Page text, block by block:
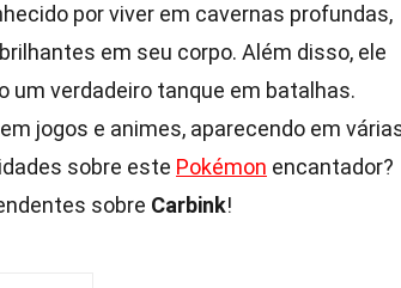
por viver em cavernas profundas,
em seu corpo. Além disso, ele
um verdadeiro tanque em batalhas.
jogos e animes, aparecendo em
sobre este Pokémon encantador?
sobre Carbink!